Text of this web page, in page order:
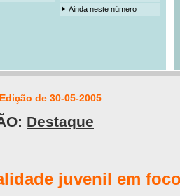
Ainda neste número
de 30-05-2005
Destaque
juvenil em